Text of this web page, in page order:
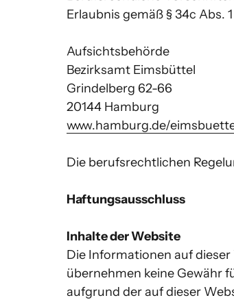
Erlaubnis gemäß § 34c Abs.
Aufsichtsbehörde
Bezirksamt Eimsbüttel
Grindelberg 62-66
www.hamburg.de/
Die berufsrechtlichen
Haftungsausschluss
Inhalte der Website
Die Informationen auf
übernehmen keine Gewähr
aufgrund der auf dieser